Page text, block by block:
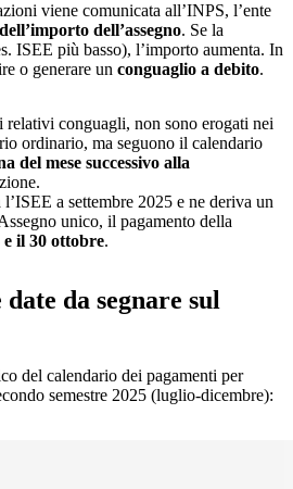
viene comunicata all’INPS, l’ente
dell’assegno. Se la
ISEE più basso), l’importo aumenta. In
o generare un conguaglio a debito.
conguagli, non sono erogati nei
ordinario, ma seguono il calendario
del mese successivo alla
a settembre 2025 e ne deriva un
unico, il pagamento della
il 30 ottobre.
da segnare sul
del calendario dei pagamenti per
semestre 2025 (luglio-dicembre):